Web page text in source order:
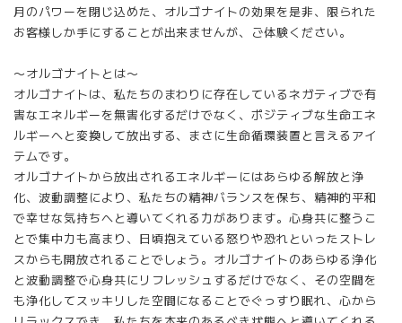
月のパワーを閉じ込めた、オルゴナイトの効果を是非、限られた
お客様しか手にすることが出来ませんが、ご体験ください。
〜オルゴナイトとは〜
オルゴナイトは、私たちのまわりに存在しているネガティブで有
害なエネルギーを無害化するだけでなく、ポジティブな生命エネ
ルギーへと変換して放出する、まさに生命循環装置と言えるアイ
テムです。
オルゴナイトから放出されるエネルギーにはあらゆる解放と浄
化、波動調整により、私たちの精神バランスを保ち、精神的平和
で幸せな気持ちへと導いてくれる力があります。心身共に整うこ
とで集中力も高まり、日頃抱えている怒りや恐れといったストレ
スからも開放されることでしょう。オルゴナイトのあらゆる浄化
と波動調整で心身共にリフレッシュするだけでなく、その空間を
も浄化してスッキリした空間になることでぐっすり眠れ、心から